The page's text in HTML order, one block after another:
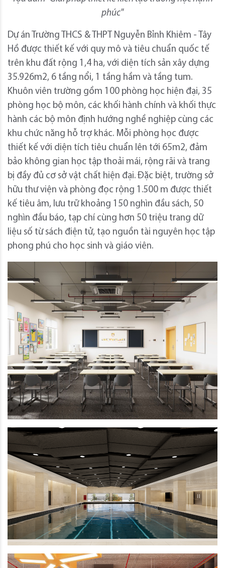
phúc"
Dự án Trường THCS & THPT Nguyễn Bỉnh Khiêm - Tây
Hồ được thiết kế với quy mô và tiêu chuẩn quốc tế
trên khu đất rộng 1,4 ha, với diện tích sản xây dựng
35.926m2, 6 tầng nổi, 1 tầng hầm và tầng tum.
Khuôn viên trường gồm 100 phòng học hiện đại, 35
phòng học bộ môn, các khối hành chính và khối thực
hành các bộ môn định hướng nghề nghiệp cùng các
khu chức năng hỗ trợ khác. Mỗi phòng học được
thiết kế với diện tích tiêu chuẩn lên tới 65m2, đảm
bảo không gian học tập thoải mái, rộng rãi và trang
bị đầy đủ cơ sở vật chất hiện đại. Đặc biệt, trường sở
hữu thư viện và phòng đọc rộng 1.500 m được thiết
kế tiêu âm, lưu trữ khoảng 150 nghìn đầu sách, 50
nghìn đầu báo, tạp chí cùng hơn 50 triệu trang dữ
liệu số từ sách điện tử, tạo nguồn tài nguyên học tập
phong phú cho học sinh và giáo viên.